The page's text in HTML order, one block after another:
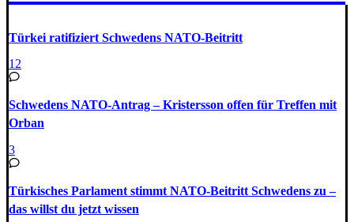
Türkei ratifiziert Schwedens NATO-Beitritt
12
Schwedens NATO-Antrag – Kristersson offen für Treffen mit
Orban
3
Türkisches Parlament stimmt NATO-Beitritt Schwedens zu –
das willst du jetzt wissen